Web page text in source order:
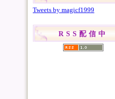
Tweets by magicf1999
RSS配信中